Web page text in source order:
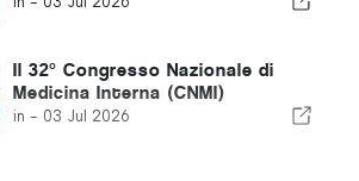
Il 32° Congresso Nazionale di
Medicina Interna (CNMI)
in - 03 Jul 2026